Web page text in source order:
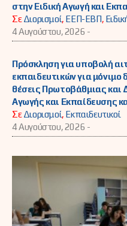
στην Ειδική Αγωγή και
ΣεΔιορισμοί, ΕΕΠ-ΕΒΠ,
4 Αυγούστου, 2026 -
Πρόσκληση για υποβολή
εκπαιδευτικών για μόνιμο
θέσεις Πρωτοβάθμιας και
Αγωγής και Εκπαίδευσης
ΣεΔιορισμοί, Εκπαιδευτικοί
4 Αυγούστου, 2026 -